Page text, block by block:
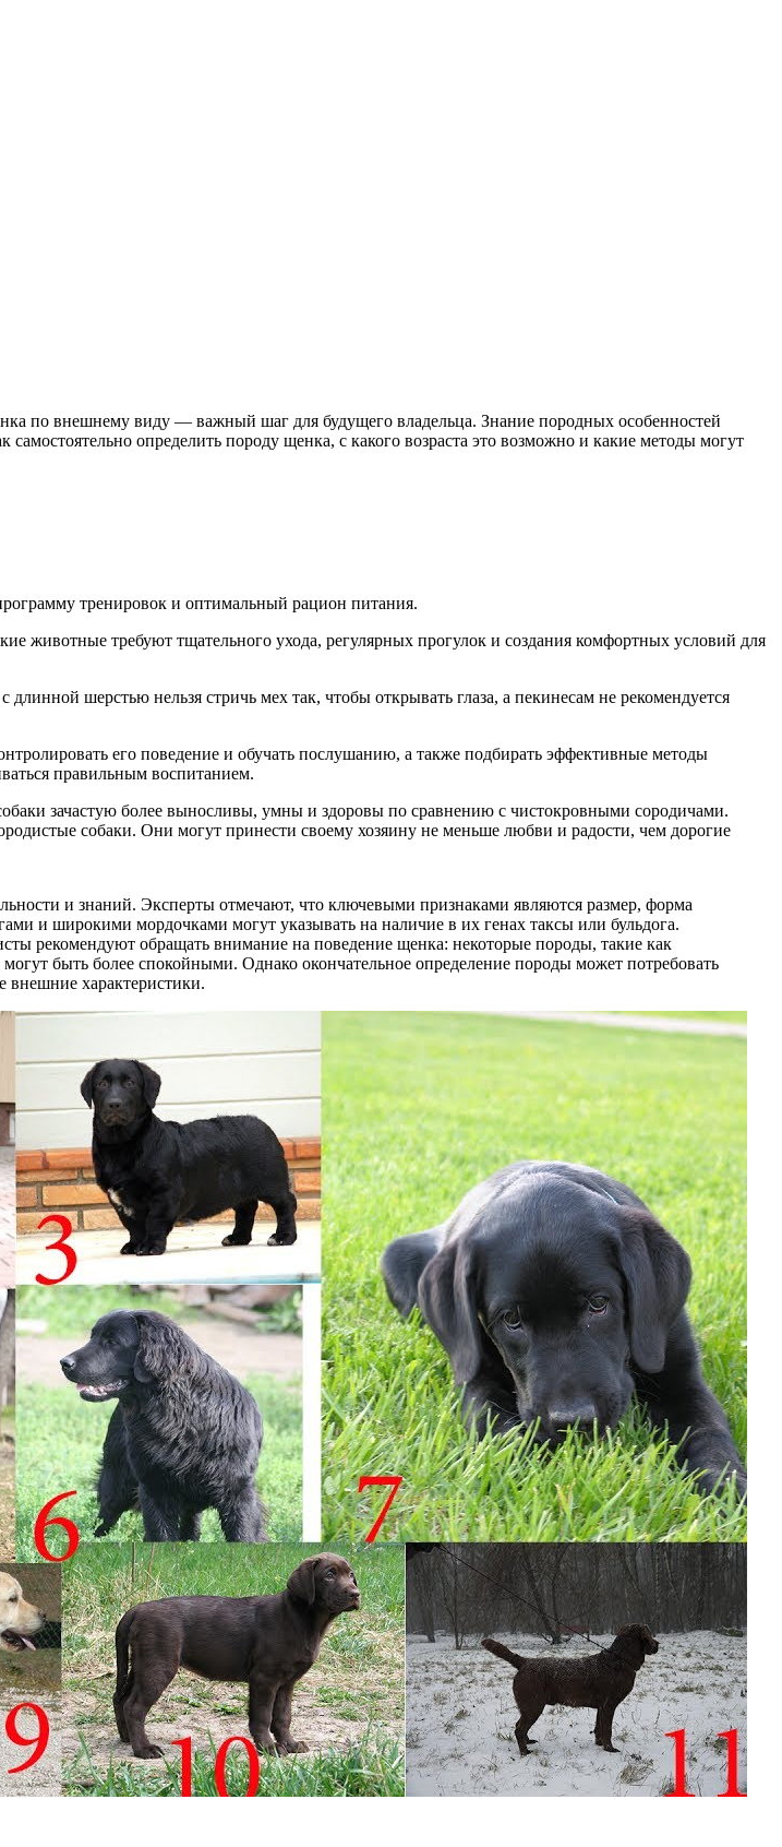
по внешнему виду — важный шаг для будущего владельца. Знание породных особенностей
определить породу щенка, с какого возраста это возможно и какие методы могут
тренировок и оптимальный рацион питания.
животные требуют тщательного ухода, регулярных прогулок и создания комфортных условий для
шерстью нельзя стричь мех так, чтобы открывать глаза, а пекинесам не рекомендуется
его поведение и обучать послушанию, а также подбирать эффективные методы
правильным воспитанием.
зачастую более выносливы, умны и здоровы по сравнению с чистокровными сородичами.
собаки. Они могут принести своему хозяину не меньше любви и радости, чем дорогие
и знаний. Эксперты отмечают, что ключевыми признаками являются размер, форма
и широкими мордочками могут указывать на наличие в их генах таксы или бульдога.
рекомендуют обращать внимание на поведение щенка: некоторые породы, такие как
быть более спокойными. Однако окончательное определение породы может потребовать
внешние характеристики.